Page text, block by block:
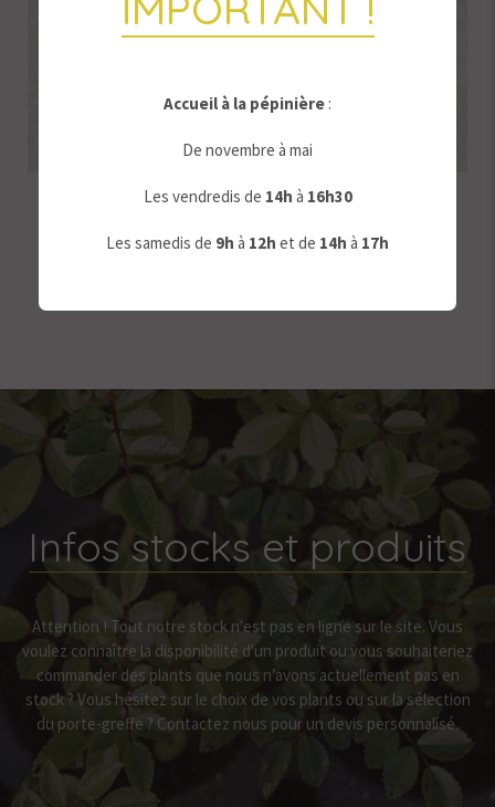
Pommier Chartelet
Infos stocks et produits
Attention ! Tout notre stock n'est pas en ligne sur le site. Vous
voulez connaître la disponibilité d'un produit ou vous souhaiteriez
commander des plants que nous n’avons actuellement pas en
stock ? Vous hésitez sur le choix de vos plants ou sur la sélection
du porte-greffe ? Contactez nous pour un devis personnalisé.
Accueil à la pépinière :
De novembre à mai
Les vendredis de 14h à 16h30
Les samedis de 9h à 12h et de 14h à 17h